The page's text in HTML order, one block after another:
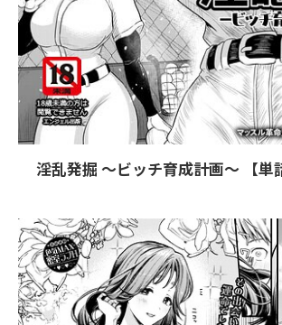
淫乱発掘 〜ビッチ育成計画〜 【単